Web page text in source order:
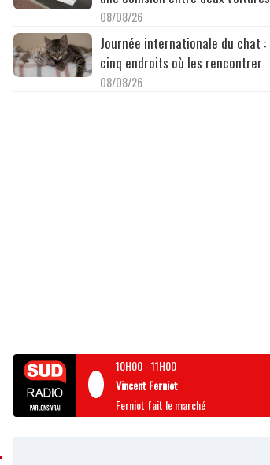
08/08/26
Journée internationale du chat :
cinq endroits où les rencontrer
08/08/26
10H00-11H00
Vincent Ferniot
Ferniot fait le marché